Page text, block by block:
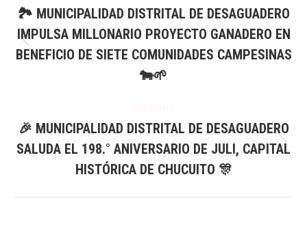
entre
publicaciones
anterior:
🏞️ MUNICIPALIDAD DISTRITAL DE DESAGUADERO
IMPULSA MILLONARIO PROYECTO GANADERO EN
BENEFICIO DE SIETE COMUNIDADES CAMPESINAS
🐄🌱
Publicación
siguiente:
🎉 MUNICIPALIDAD DISTRITAL DE DESAGUADERO
SALUDA EL 198.° ANIVERSARIO DE JULI, CAPITAL
HISTÓRICA DE CHUCUITO 🎊